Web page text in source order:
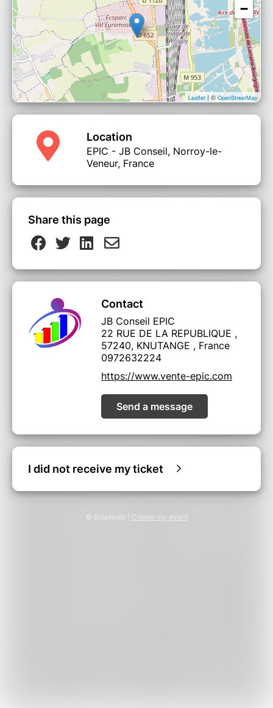
−
Leaflet| © OpenStreetMap
Location
EPIC - JB Conseil, Norroy-le-
Veneur, France
Share this page
Contact
JB Conseil EPIC
22 RUE DE LA REPUBLIQUE ,
57240, KNUTANGE , France
0972632224
https://www.vente-epic.com
Send a message
I did not receive my ticket
© Billetweb | Create my event